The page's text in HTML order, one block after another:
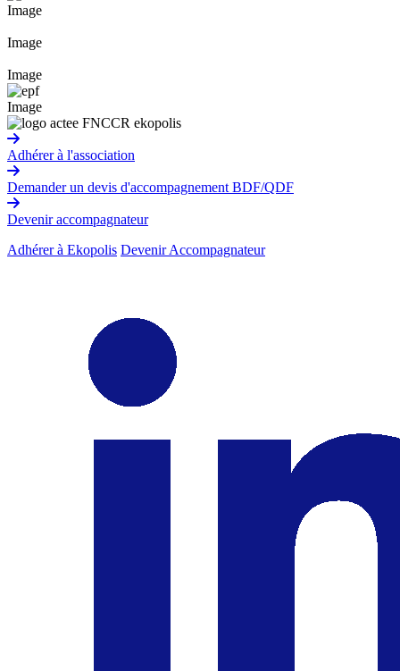
Image
Image
Image
Image
Adhérer à l'association
Demander un devis d'accompagnement BDF/QDF
Devenir accompagnateur
Adhérer à Ekopolis Devenir Accompagnateur